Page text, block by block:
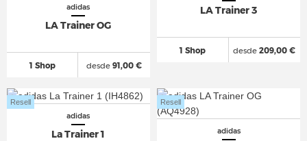
adidas
LA Trainer OG
1 Shop desde91,00 €
LA Trainer 3
1 Shop desde 209,00 €
adidas
La Trainer 1
Resell
adidas
Resell